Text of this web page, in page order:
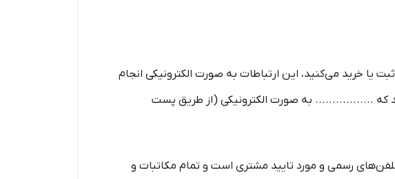
خرید می‏‌کنید، این ارتباطات به صورت الکترونیکی انجام
که ................. به صورت الکترونیکی (از طریق پست
رسمی و مورد تایید مشتری است و تمام مکاتبات و